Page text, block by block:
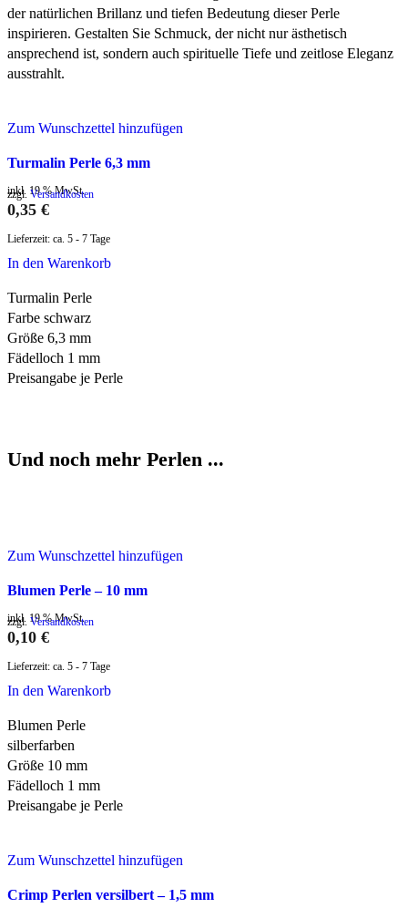
der natürlichen Brillanz und tiefen Bedeutung dieser Perle
inspirieren. Gestalten Sie Schmuck, der nicht nur ästhetisch
ansprechend ist, sondern auch spirituelle Tiefe und zeitlose Eleganz
ausstrahlt.
Zum Wunschzettel hinzufügen
Turmalin Perle 6,3 mm
inkl. 19 % MwSt.
zzgl. Versandkosten
0,35 €
Lieferzeit: ca. 5 - 7 Tage
In den Warenkorb
Turmalin Perle
Farbe schwarz
Größe 6,3 mm
Fädelloch 1 mm
Preisangabe je Perle
Und noch mehr Perlen ...
Zum Wunschzettel hinzufügen
Blumen Perle – 10 mm
inkl. 19 % MwSt.
zzgl. Versandkosten
0,10 €
Lieferzeit: ca. 5 - 7 Tage
In den Warenkorb
Blumen Perle
silberfarben
Größe 10 mm
Fädelloch 1 mm
Preisangabe je Perle
Zum Wunschzettel hinzufügen
Crimp Perlen versilbert – 1,5 mm